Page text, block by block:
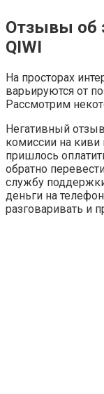
Отзывы об
QIWI
На просторах
варьируются от
Рассмотрим
Негативный
комиссии на киви
пришлось
обратно
службу
деньги на
разговаривать и